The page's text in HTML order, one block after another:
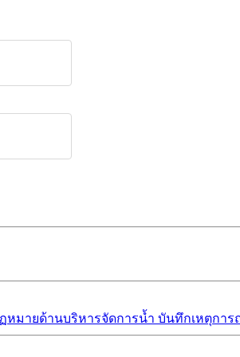
หมายด้านบริหารจัดการน้ำ บันทึกเหตุกา